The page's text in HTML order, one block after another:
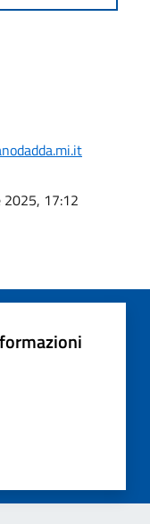
2025, 17:12